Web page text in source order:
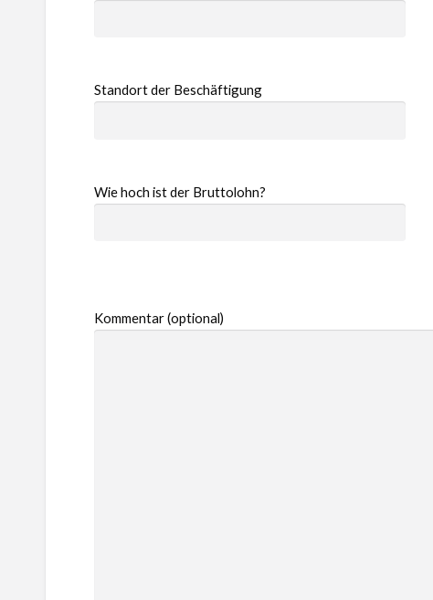
Standort der Beschäftigung
Wie hoch ist der Bruttolohn?
Kommentar (optional)